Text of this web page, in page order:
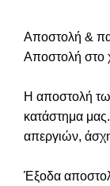
Αποστολή &
Αποστολή στο
Η αποστολή
κατάστημα
απεργιών,
Έξοδα